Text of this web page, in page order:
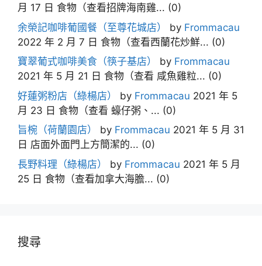
月 17 日 食物（查看招牌海南雞... (0)
余榮記咖啡葡國餐（至尊花城店）
by Frommacau
2022 年 2 月 7 日 食物（查看西蘭花炒鮮... (0)
寶翠葡式咖啡美食（筷子基店）
by Frommacau
2021 年 5 月 21 日 食物（查看 咸魚雞粒... (0)
好蓮粥粉店（綠楊店）
by Frommacau 2021 年 5
月 23 日 食物（查看 蠔仔粥、... (0)
旨椀（荷蘭園店）
by Frommacau 2021 年 5 月 31
日 店面外面門上方簡潔的... (0)
長野料理（綠楊店）
by Frommacau 2021 年 5 月
25 日 食物（查看加拿大海膽... (0)
搜尋